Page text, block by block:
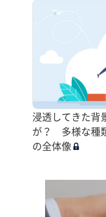
浸透してきた
が？ 多様な種
の全体像